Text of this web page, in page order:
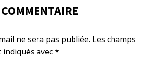
ne sera pas publiée. Les champs
avec*